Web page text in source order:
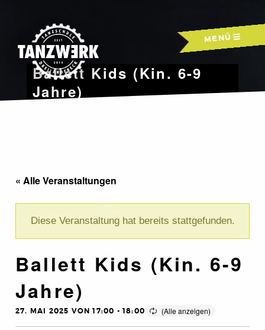
MENÜ
Ballett Kids (Kin. 6-9
Jahre)
« Alle Veranstaltungen
Diese Veranstaltung hat bereits stattgefunden.
Ballett Kids (Kin. 6-9
Jahre)
27. MAI 2025 VON 17:00 -18:00